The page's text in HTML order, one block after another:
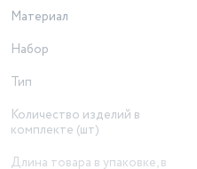
Материал
Набор
Тип
Количество изделий в
комплекте (шт)
Длина товара в упаковке, в